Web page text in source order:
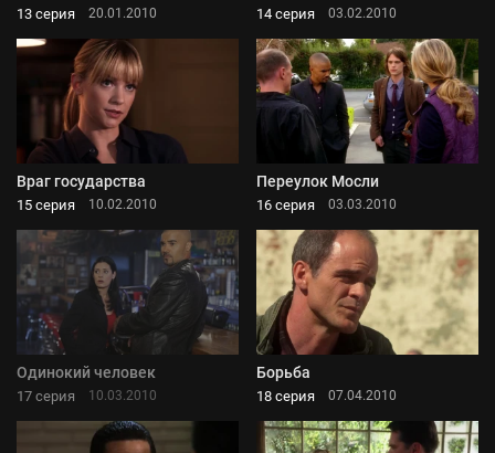
13 серия 20.01.2010 14 серия 03.02.2010
Враг государства
15 серия 10.02.2010
Переулок Мосли
16 серия 03.03.2010
Одинокий человек
17 серия 10.03.2010
Борьба
18 серия 07.04.2010